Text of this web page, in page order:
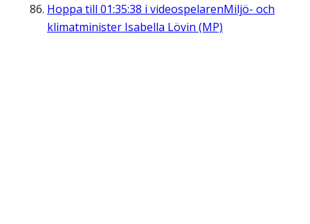
Hoppa till 01:35:38 i videospelarenMiljö- och
klimatminister Isabella Lövin (MP)